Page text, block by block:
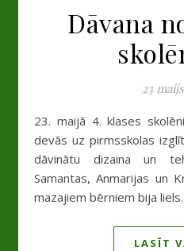
Dāvana
23
23. maijā 4. klases skolēni – Samanta un Kristaps
devās uz pirmsskolas
dāvinātu dizaina un
Samantas, Anmarijas un
mazajiem bērniem bija
LASĪT